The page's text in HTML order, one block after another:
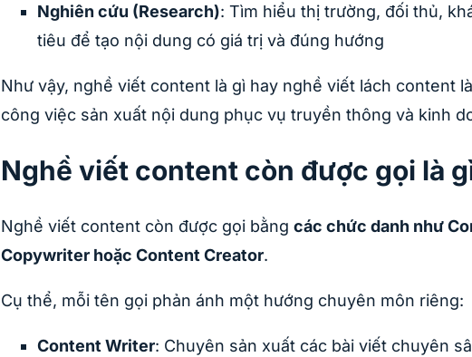
Nghiên cứu (Research): Tìm hiểu thị trường, đối thủ,
tiêu để tạo nội dung có giá trị và đúng hướng
Như vậy, nghề viết content là gì hay nghề viết lách content
công việc sản xuất nội dung phục vụ truyền thông và kinh
Nghề viết content còn được gọi là
Nghề viết content còn được gọi bằng các chức danh như
Copywriter hoặc Content Creator.
Cụ thể, mỗi tên gọi phản ánh một hướng chuyên môn riêng:
Content Writer: Chuyên sản xuất các bài viết chuyên